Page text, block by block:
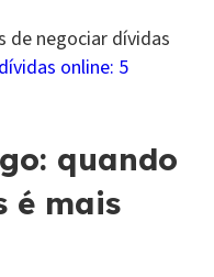
de negociar dívidas
online: 5
quando
é mais